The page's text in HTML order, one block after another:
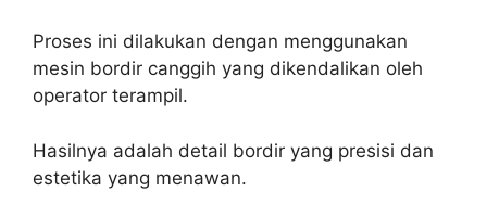
Proses ini dilakukan dengan menggunakan
mesin bordir canggih yang dikendalikan oleh
operator terampil.
Hasilnya adalah detail bordir yang presisi dan
estetika yang menawan.